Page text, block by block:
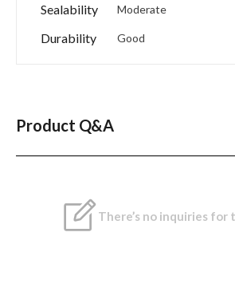
Sealability
Moderate
Durability
Good
Product Q&A
There’s no inquiries for